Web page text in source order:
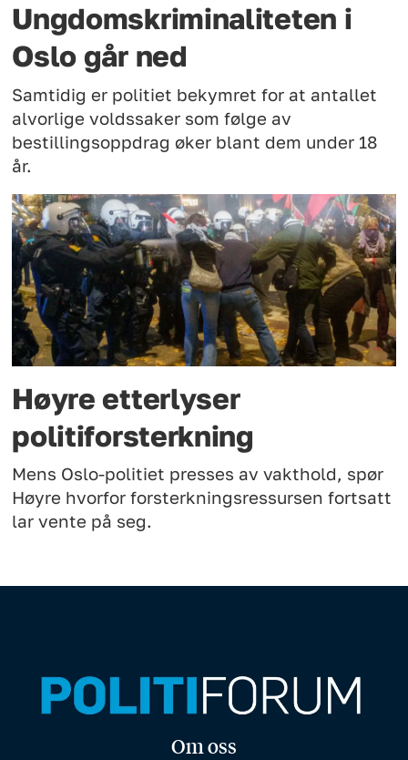
Ungdomskriminaliteten i
Oslo går ned
Samtidig er politiet bekymret for at antallet
alvorlige voldssaker som følge av
bestillingsoppdrag øker blant dem under 18
år.
Høyre etterlyser
politiforsterkning
Mens Oslo-politiet presses av vakthold, spør
Høyre hvorfor forsterkningsressursen fortsatt
lar vente på seg.
Om oss